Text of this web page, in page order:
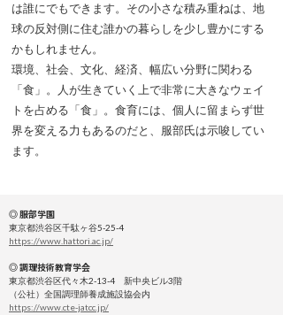
は誰にでもできます。その小さな積み重ねは、地
球の反対側に住む誰かの暮らしを少し豊かにする
かもしれません。
環境、社会、文化、経済、幅広い分野に関わる
「食」。人が生きていく上で非常に大きなウェイ
トを占める「食」。食育には、個人に留まらず世
界を変える力もあるのだと、服部氏は示唆してい
ます。
◎ 服部学園
東京都渋谷区千駄ヶ谷5-25-4
https://www.hattori.ac.jp/
◎ 調理技術教育学会
東京都渋谷区代々木2-13-4 新中央ビル3階
（公社）全国調理師養成施設協会内
https://www.cte-jatcc.jp/